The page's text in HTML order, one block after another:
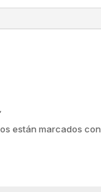
están marcados con